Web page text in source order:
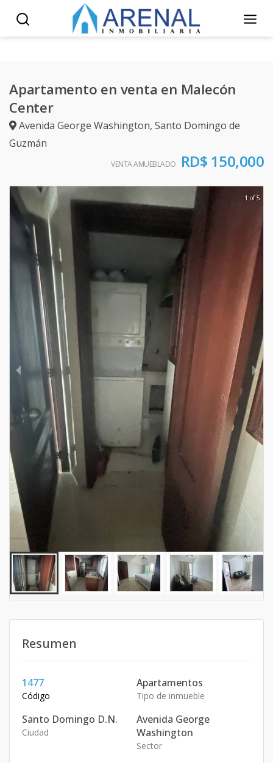
Apartamento en venta en Malecón
Center
Avenida George Washington, Santo Domingo de
Guzmán
VENTA AMUEBLADO RD$ 150,000
1 of 5
Resumen
1477
Código
Apartamentos
Tipo de inmueble
Santo Domingo D.N.
Ciudad
Avenida George
Washington
Sector